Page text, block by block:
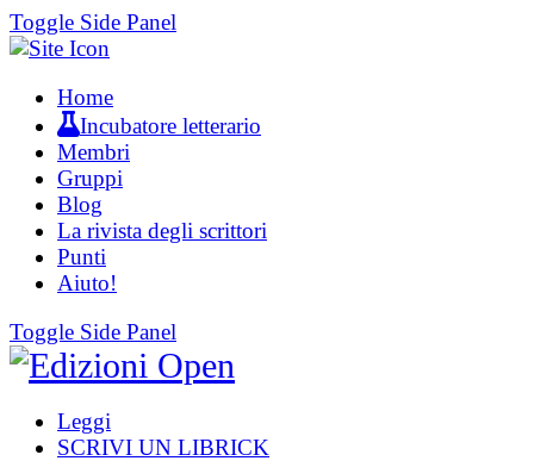
Toggle Side Panel
Home
Incubatore letterario
Membri
Gruppi
Blog
La rivista degli scrittori
Punti
Aiuto!
Toggle Side Panel
Leggi
SCRIVI UN LIBRICK